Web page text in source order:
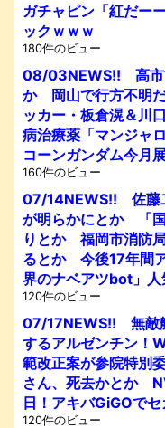
ガチャピン「紅だー
ックｗｗｗ
180件のビュー
08/03NEWS!! 高市
か 岡山で行方不明
ッカー・板倉滉＆川
病治療薬「マンジャ
コーンガンダム今月
160件のビュー
07/14NEWS!! 佐藤
が明らかにとか 「
りとか 福岡市消防
るとか 今後17年間
界のナベアツbot」人
120件のビュー
07/17NEWS!! 無敵
するアルゼンチン！
範改正案が参院特別
さん、死去かとか
日！アキバGiGOで
120件のビュー